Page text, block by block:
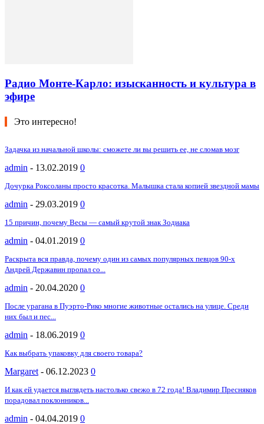
Радио Монте-Карло: изысканность и культура в
эфире
Это интересно!
Задачка из начальной школы: сможете ли вы решить ее, не сломав мозг
admin - 13.02.2019 0
Дочурка Роксоланы просто красотка. Малышка стала копией звездной мамы
admin - 29.03.2019 0
15 причин, почему Весы — самый крутой знак Зодиака
admin - 04.01.2019 0
Раскрыта вся правда, почему один из самых популярных певцов 90-х
Андрей Державин пропал со...
admin - 20.04.2020 0
После урагана в Пуэрто-Рико многие животные остались на улице. Среди
них был и пес...
admin - 18.06.2019 0
Как выбрать упаковку для своего товара?
Margaret - 06.12.2023 0
И как ей удается выглядеть настолько свежо в 72 года! Владимир Пресняков
порадовал поклонников...
admin - 04.04.2019 0